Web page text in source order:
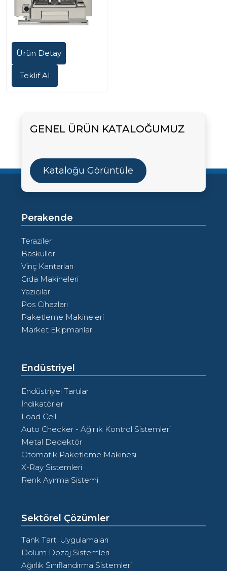
Ürün Detay
Teklif Al
GENEL ÜRÜN KATALOĞUMUZ
Kataloğu Görüntüle
Perakende
Teraziler
Basküller
Vinç Kantarları
Gıda Makineleri
Yazıcılar
Pos Cihazları
Paketleme Makineleri
Market Ekipmanları
Endüstriyel
Endüstriyel Tartılar
İndikatörler
Load Cell
Auto Checker - Ağırlık Kontrol Sistemleri
Metal Dedektör
Otomatik Paketleme Makinesi
X-Ray Sistemleri
Renk Ayırma Sistemi
Sektörel Çözümler
Tank Tartı Uygulamaları
Dolum Dozaj Sistemleri
Ağırlık Sınıflandırma Sistemleri